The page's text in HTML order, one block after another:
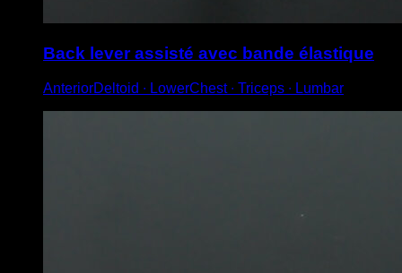
Back lever assisté avec bande élastique
AnteriorDeltoid ∙ LowerChest ∙ Triceps ∙ Lumbar